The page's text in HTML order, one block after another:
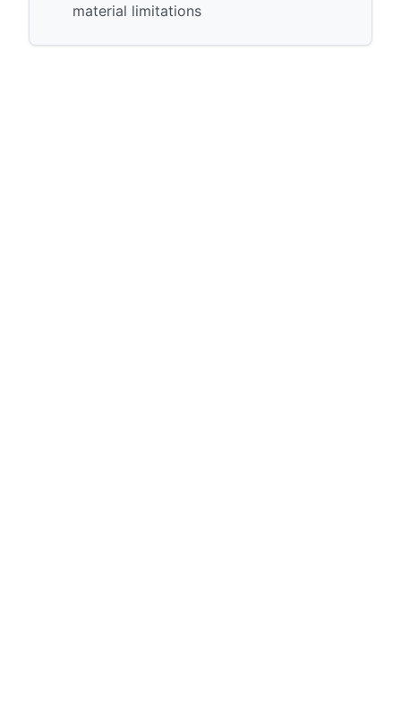
material limitations